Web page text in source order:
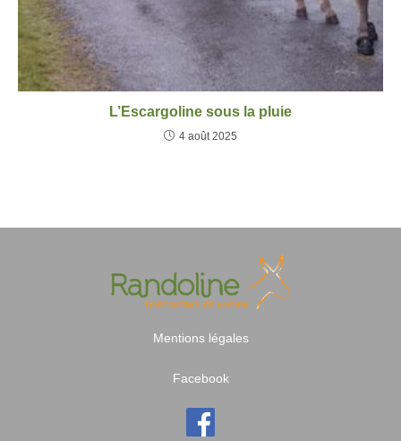
L’Escargoline sous la pluie
4 août 2025
Mentions légales
Facebook